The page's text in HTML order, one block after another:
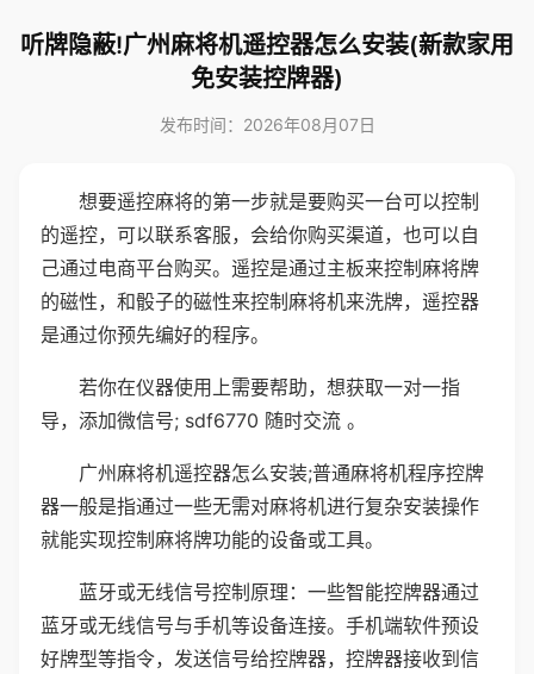
听牌隐蔽!广州麻将机遥控器怎么安装(新款家用
免安装控牌器)
发布时间：2026年08月07日
想要遥控麻将的第一步就是要购买一台可以控制
的遥控，可以联系客服，会给你购买渠道，也可以自
己通过电商平台购买。遥控是通过主板来控制麻将牌
的磁性，和骰子的磁性来控制麻将机来洗牌，遥控器
是通过你预先编好的程序。
若你在仪器使用上需要帮助，想获取一对一指
导，添加微信号; sdf6770 随时交流 。
广州麻将机遥控器怎么安装;普通麻将机程序控牌
器一般是指通过一些无需对麻将机进行复杂安装操作
就能实现控制麻将牌功能的设备或工具。
蓝牙或无线信号控制原理：一些智能控牌器通过
蓝牙或无线信号与手机等设备连接。手机端软件预设
好牌型等指令，发送信号给控牌器，控牌器接收到信